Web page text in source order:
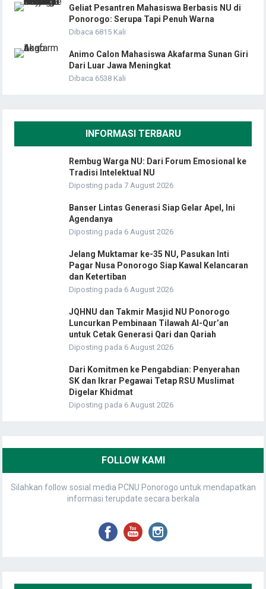
Geliat Pesantren Mahasiswa Berbasis NU di
Ponorogo: Serupa Tapi Penuh Warna
Dibaca 6815 Kali
Animo Calon Mahasiswa Akafarma Sunan Giri
Dari Luar Jawa Meningkat
Dibaca 6538 Kali
INFORMASI TERBARU
Rembug Warga NU: Dari Forum Emosional ke
Tradisi Intelektual NU
Diposting pada 7 August 2026
Banser Lintas Generasi Siap Gelar Apel, Ini
Agendanya
Diposting pada 6 August 2026
Jelang Muktamar ke-35 NU, Pasukan Inti
Pagar Nusa Ponorogo Siap Kawal Kelancaran
dan Ketertiban
Diposting pada 6 August 2026
JQHNU dan Takmir Masjid NU Ponorogo
Luncurkan Pembinaan Tilawah Al-Qur’an
untuk Cetak Generasi Qari dan Qariah
Diposting pada 6 August 2026
Dari Komitmen ke Pengabdian: Penyerahan
SK dan Ikrar Pegawai Tetap RSU Muslimat
Digelar Khidmat
Diposting pada 6 August 2026
FOLLOW KAMI
Silahkan follow sosial media PCNU Ponorogo untuk mendapatkan
informasi terupdate secara berkala